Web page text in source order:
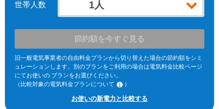
世帯人数
節約額を今すぐ見る
旧一般電気事業者の自由料金プランから切り替えた場合の節約額をシミ
ュレーションします。別のプランをご利用の場合は電気料金比較ページ
にてお使いの プランをお選びください。
（比較対象の電気料金プランについて
）
※北海道電力エリア「エネとくポイントプラン」「従量電灯C」、東北
電力エリア「よりそう+ｅねっとバリュー」「よりそう＋ファミリーバ
お使いの新電力と比較する